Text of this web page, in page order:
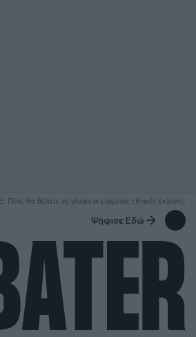
Πότε θα θέλατε να γίνουν οι επόμενες εθνικές εκλογές;
Ψήφισε Εδώ